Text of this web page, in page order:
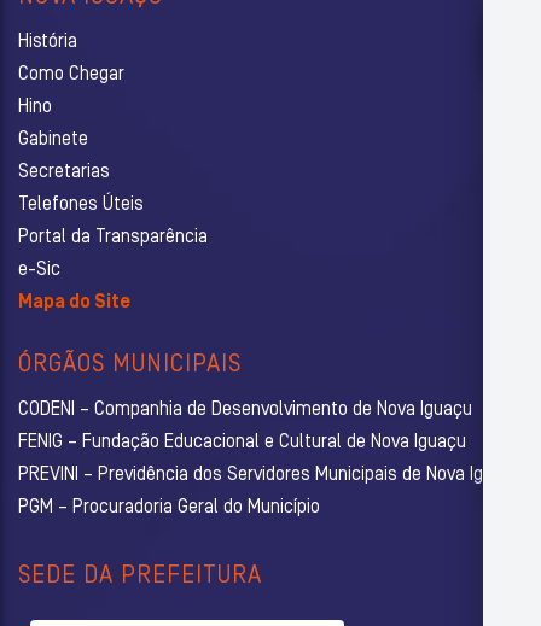
História
Como Chegar
Hino
Gabinete
Secretarias
Telefones Úteis
Portal da Transparência
e-Sic
Mapa do Site
ÓRGÃOS MUNICIPAIS
CODENI – Companhia de Desenvolvimento de Nova Iguaçu
FENIG – Fundação Educacional e Cultural de Nova Iguaçu
PREVINI – Previdência dos Servidores Municipais de Nova Iguaçu
PGM – Procuradoria Geral do Município
SEDE DA PREFEITURA